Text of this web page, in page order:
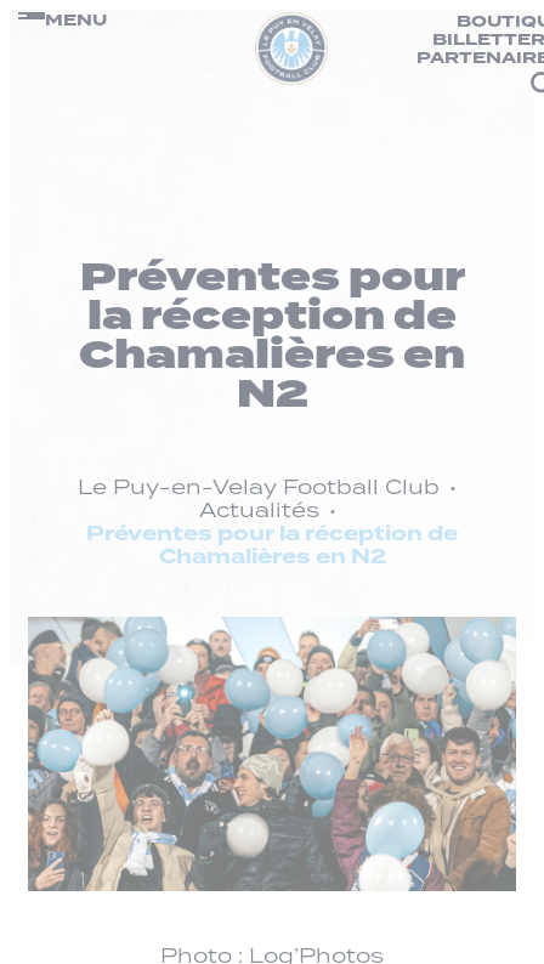
Passer
MENU
Préventes pour
la réception de
Chamalières en
N2
Le Puy-en-Velay Football Club
Actualités
Préventes pour la réception de
Chamalières en N2
Photo : Log’Photos
Panneau de gestion des cookies